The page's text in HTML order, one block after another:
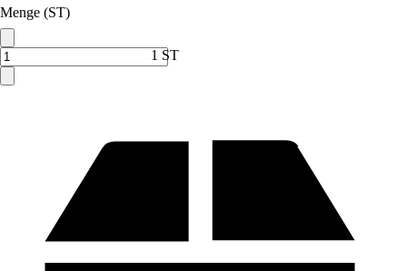
Menge (ST)
1 ST